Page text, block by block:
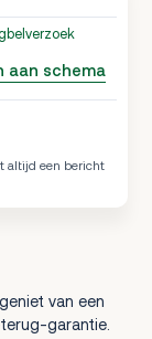
aan schema
altijd een bericht
van een
garantie.